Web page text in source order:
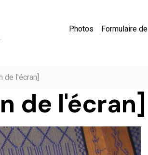
Photos Formulaire
de l'écran]
de l'écran]